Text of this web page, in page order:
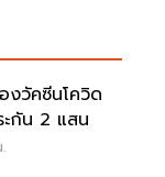
งวัคซีนโควิด
ะกัน 2 แสน